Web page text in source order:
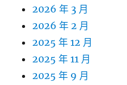
2026 年 3 月
2026 年 2 月
2025 年 12 月
2025 年 11 月
2025 年 9 月